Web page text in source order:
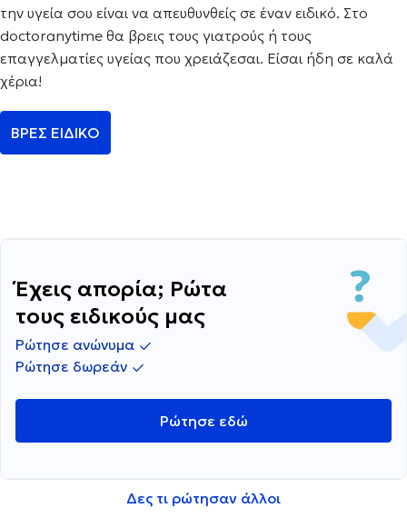
την υγεία σου είναι να απευθυνθείς σε έναν ειδικό. Στο
doctoranytime θα βρεις τους γιατρούς ή τους
επαγγελματίες υγείας που χρειάζεσαι. Είσαι ήδη σε καλά
χέρια!
ΒΡΕΣ ΕΙΔΙΚΟ
Έχεις απορία; Ρώτα
τους ειδικούς μας
Ρώτησε ανώνυμα
Ρώτησε δωρεάν
Ρώτησε εδώ
Δες τι ρώτησαν άλλοι